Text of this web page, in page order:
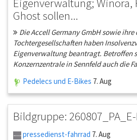
Ghost sollen...
Die Accell Germany GmbH sowie ihre
Tochtergesellschaften haben
Eigenverwaltung beantragt. Betroffen
Konzernzentrale in Sennfeld auch die
Pedelecs und E-Bikes 7. Aug
Bildgruppe:
pressedienst-fahrrad 7. Aug